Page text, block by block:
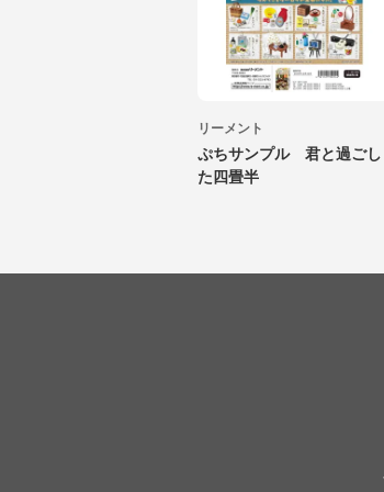
リーメント
ぷちサンプル 君と過ごし
た四畳半